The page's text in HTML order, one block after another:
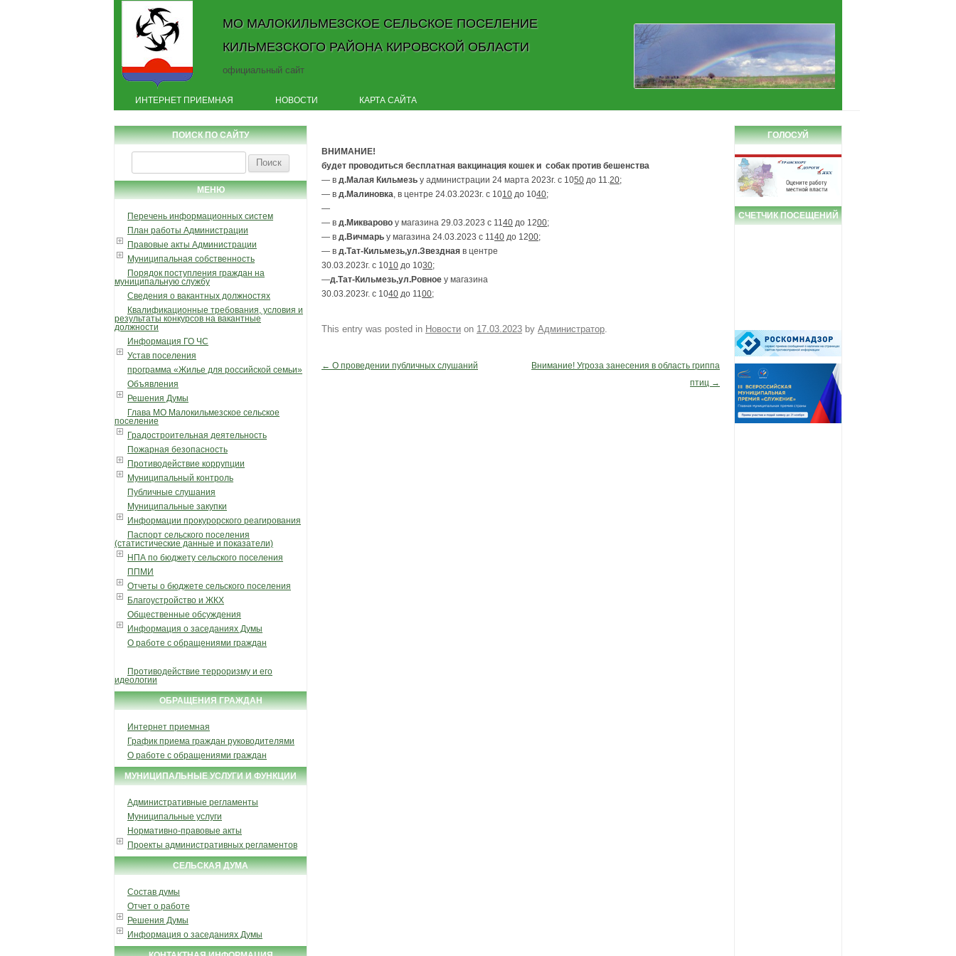
МО МАЛОКИЛЬМЕЗСКОЕ СЕЛЬСКОЕ ПОСЕЛЕНИЕ
КИЛЬМЕЗСКОГО РАЙОНА КИРОВСКОЙ ОБЛАСТИ
официальный сайт
ИНТЕРНЕТ ПРИЕМНАЯ НОВОСТИ КАРТА САЙТА
ПОИСК ПО САЙТУ
МЕНЮ
Перечень информационных систем
План работы Администрации
Правовые акты Администрации
Муниципальная собственность
Порядок поступления граждан на
муниципальную службу
Сведения о вакантных должностях
Квалификационные требования, условия и
результаты конкурсов на вакантные
должности
Информация ГО ЧС
Устав поселения
программа «Жилье для российской семьи»
Объявления
Решения Думы
Глава МО Малокильмезское сельское
поселение
Градостроительная деятельность
Пожарная безопасность
Противодействие коррупции
Муниципальный контроль
Публичные слушания
Муниципальные закупки
Информации прокурорского реагирования
Паспорт сельского поселения
(статистические данные и показатели)
НПА по бюджету сельского поселения
ППМИ
Отчеты о бюджете сельского поселения
Благоустройство и ЖКХ
Общественные обсуждения
Информация о заседаниях Думы
О работе с обращениями граждан
Противодействие терроризму и его
идеологии
ОБРАЩЕНИЯ ГРАЖДАН
Интернет приемная
График приема граждан руководителями
О работе с обращениями граждан
МУНИЦИПАЛЬНЫЕ УСЛУГИ И ФУНКЦИИ
Административные регламенты
Муниципальные услуги
Нормативно-правовые акты
Проекты административных регламентов
СЕЛЬСКАЯ ДУМА
Состав думы
Отчет о работе
Решения Думы
Информация о заседаниях Думы
ВНИМАНИЕ!
будет проводиться бесплатная вакцинация кошек и собак против бешенства
— в д.Малая Кильмезь у администрации 24 марта 2023г. с 1050 до 11.20;
— в д.Малиновка, в центре 24.03.2023г. с 1010 до 1040;
—
— в д.Микварово у магазина 29.03.2023 с 1140 до 1200;
— в д.Вичмарь у магазина 24.03.2023 с 1140 до 1200;
— в д.Тат-Кильмезь,ул.Звездная в центре
30.03.2023г. с 1010 до 1030;
—д.Тат-Кильмезь,ул.Ровное у магазина
30.03.2023г. с 1040 до 1100;
This entry was posted in Новости on 17.03.2023 by Администратор
Post navigation
← О проведении публичных слушаний
Внимание! Угроза занесения в область гриппа
птиц →
ГОЛОСУЙ
СЧЕТЧИК ПОСЕЩЕНИЙ